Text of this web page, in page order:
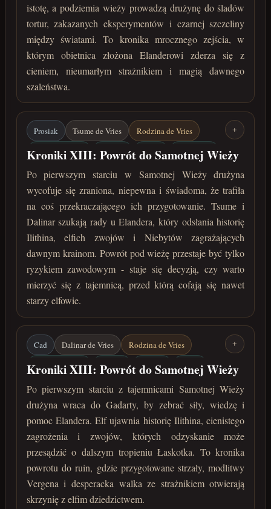
istotę, a podziemia wieży prowadzą drużynę do śladów
tortur, zakazanych eksperymentów i czarnej szczeliny
między światami. To kronika mrocznego zejścia, w
którym obietnica złożona Elanderowi zderza się z
cieniem, nieumarłym strażnikiem i magią dawnego
szaleństwa.
Prosiak Tsume de Vries
Rodzina de Vries
Samotna Wieża
Niebyty Ilithin
Elfie zwoje
maj 222 roku po Zaćmieniu
+
Kroniki XIII: Powrót do Samotnej Wieży
Po pierwszym starciu w Samotnej Wieży drużyna
wycofuje się zraniona, niepewna i świadoma, że trafiła
na coś przekraczającego ich przygotowanie. Tsume i
Dalinar szukają rady u Elandera, który odsłania historię
Ilithina, elfich zwojów i Niebytów zagrażających
dawnym krainom. Powrót pod wieżę przestaje być tylko
ryzykiem zawodowym - staje się decyzją, czy warto
mierzyć się z tajemnicą, przed którą cofają się nawet
starzy elfowie.
Cad Dalinar de Vries
Rodzina de Vries
Samotna Wieża
Gadarta Elander
Ilithin
Elfie zwoje
Vergen
Nieumarły strażnik
maj 222 roku po Zaćmieniu
+
Kroniki XIII: Powrót do Samotnej Wieży
Po pierwszym starciu z tajemnicami Samotnej Wieży
drużyna wraca do Gadarty, by zebrać siły, wiedzę i
pomoc Elandera. Elf ujawnia historię Ilithina, cienistego
zagrożenia i zwojów, których odzyskanie może
przesądzić o dalszym tropieniu Łaskotka. To kronika
powrotu do ruin, gdzie przygotowane strzały, modlitwy
Vergena i desperacka walka ze strażnikiem otwierają
skrzynię z elfim dziedzictwem.